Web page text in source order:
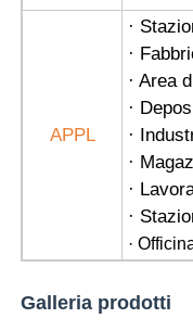
APPL
·
·
· Area
·
·
·
·
·
·
Galleria prodotti